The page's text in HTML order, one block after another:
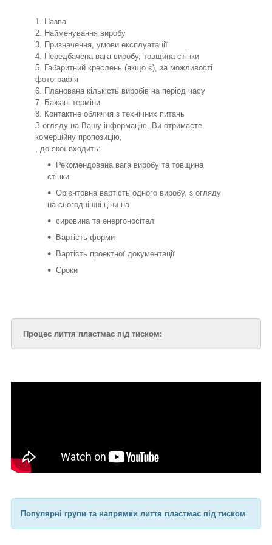
1. Назва
2. Найменування виробу
3. Призначення, умови експлуатації
4. Передбачена вага виробу, товщина стінки
5. Габаритний креслень (якщо є), за можливості
фотографія
6. Планована кількість виробів на період часу
7. Бажані терміни
8. Контактне обличчя з технічних питань
З огляду на Вашу інформацію, Ви отримаєте
комерційну пропозицію,
, до якої входить:
Рекомендована вага виробу та товщина
стінки
Орієнтовна вартість одного виробу, з огляду
на сьогоднішні ціни на
сировина та енергоносітелі
Вартість форми
Вартість проектної документації
Сроки
Процес лиття пластмас під тиском:
Популярні групи та напрямки лиття пластмас під тиском